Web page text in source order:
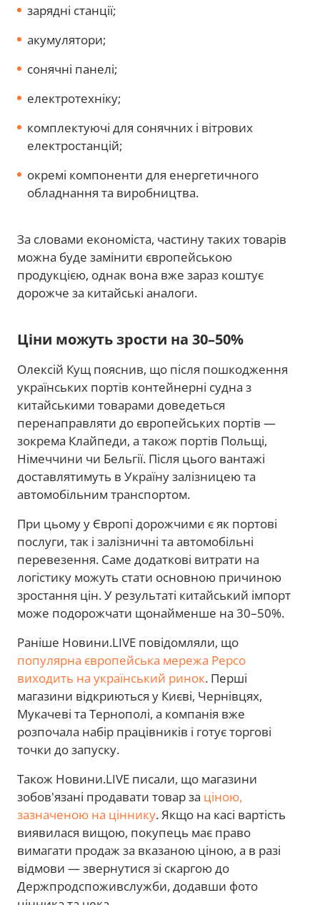
зарядні станції;
акумулятори;
сонячні панелі;
електротехніку;
комплектуючі для сонячних і вітрових
електростанцій;
окремі компоненти для енергетичного
обладнання та виробництва.
За словами економіста, частину таких товарів
можна буде замінити європейською
продукцією, однак вона вже зараз коштує
дорожче за китайські аналоги.
Ціни можуть зрости на 30–50%
Олексій Кущ пояснив, що після пошкодження
українських портів контейнерні судна з
китайськими товарами доведеться
перенаправляти до європейських портів —
зокрема Клайпеди, а також портів Польщі,
Німеччини чи Бельгії. Після цього вантажі
доставлятимуть в Україну залізницею та
автомобільним транспортом.
При цьому у Європі дорожчими є як портові
послуги, так і залізничні та автомобільні
перевезення. Саме додаткові витрати на
логістику можуть стати основною причиною
зростання цін. У результаті китайський імпорт
може подорожчати щонайменше на 30–50%.
Раніше Новини.LIVE повідомляли, що
популярна європейська мережа Pepco
виходить на український ринок. Перші
магазини відкриються у Києві, Чернівцях,
Мукачеві та Тернополі, а компанія вже
розпочала набір працівників і готує торгові
точки до запуску.
Також Новини.LIVE писали, що магазини
зобов'язані продавати товар за ціною,
зазначеною на ціннику. Якщо на касі вартість
виявилася вищою, покупець має право
вимагати продаж за вказаною ціною, а в разі
відмови — звернутися зі скаргою до
Держпродспоживслужби, додавши фото